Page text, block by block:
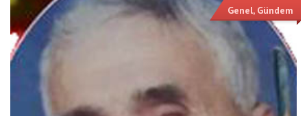
Genel, Gündem